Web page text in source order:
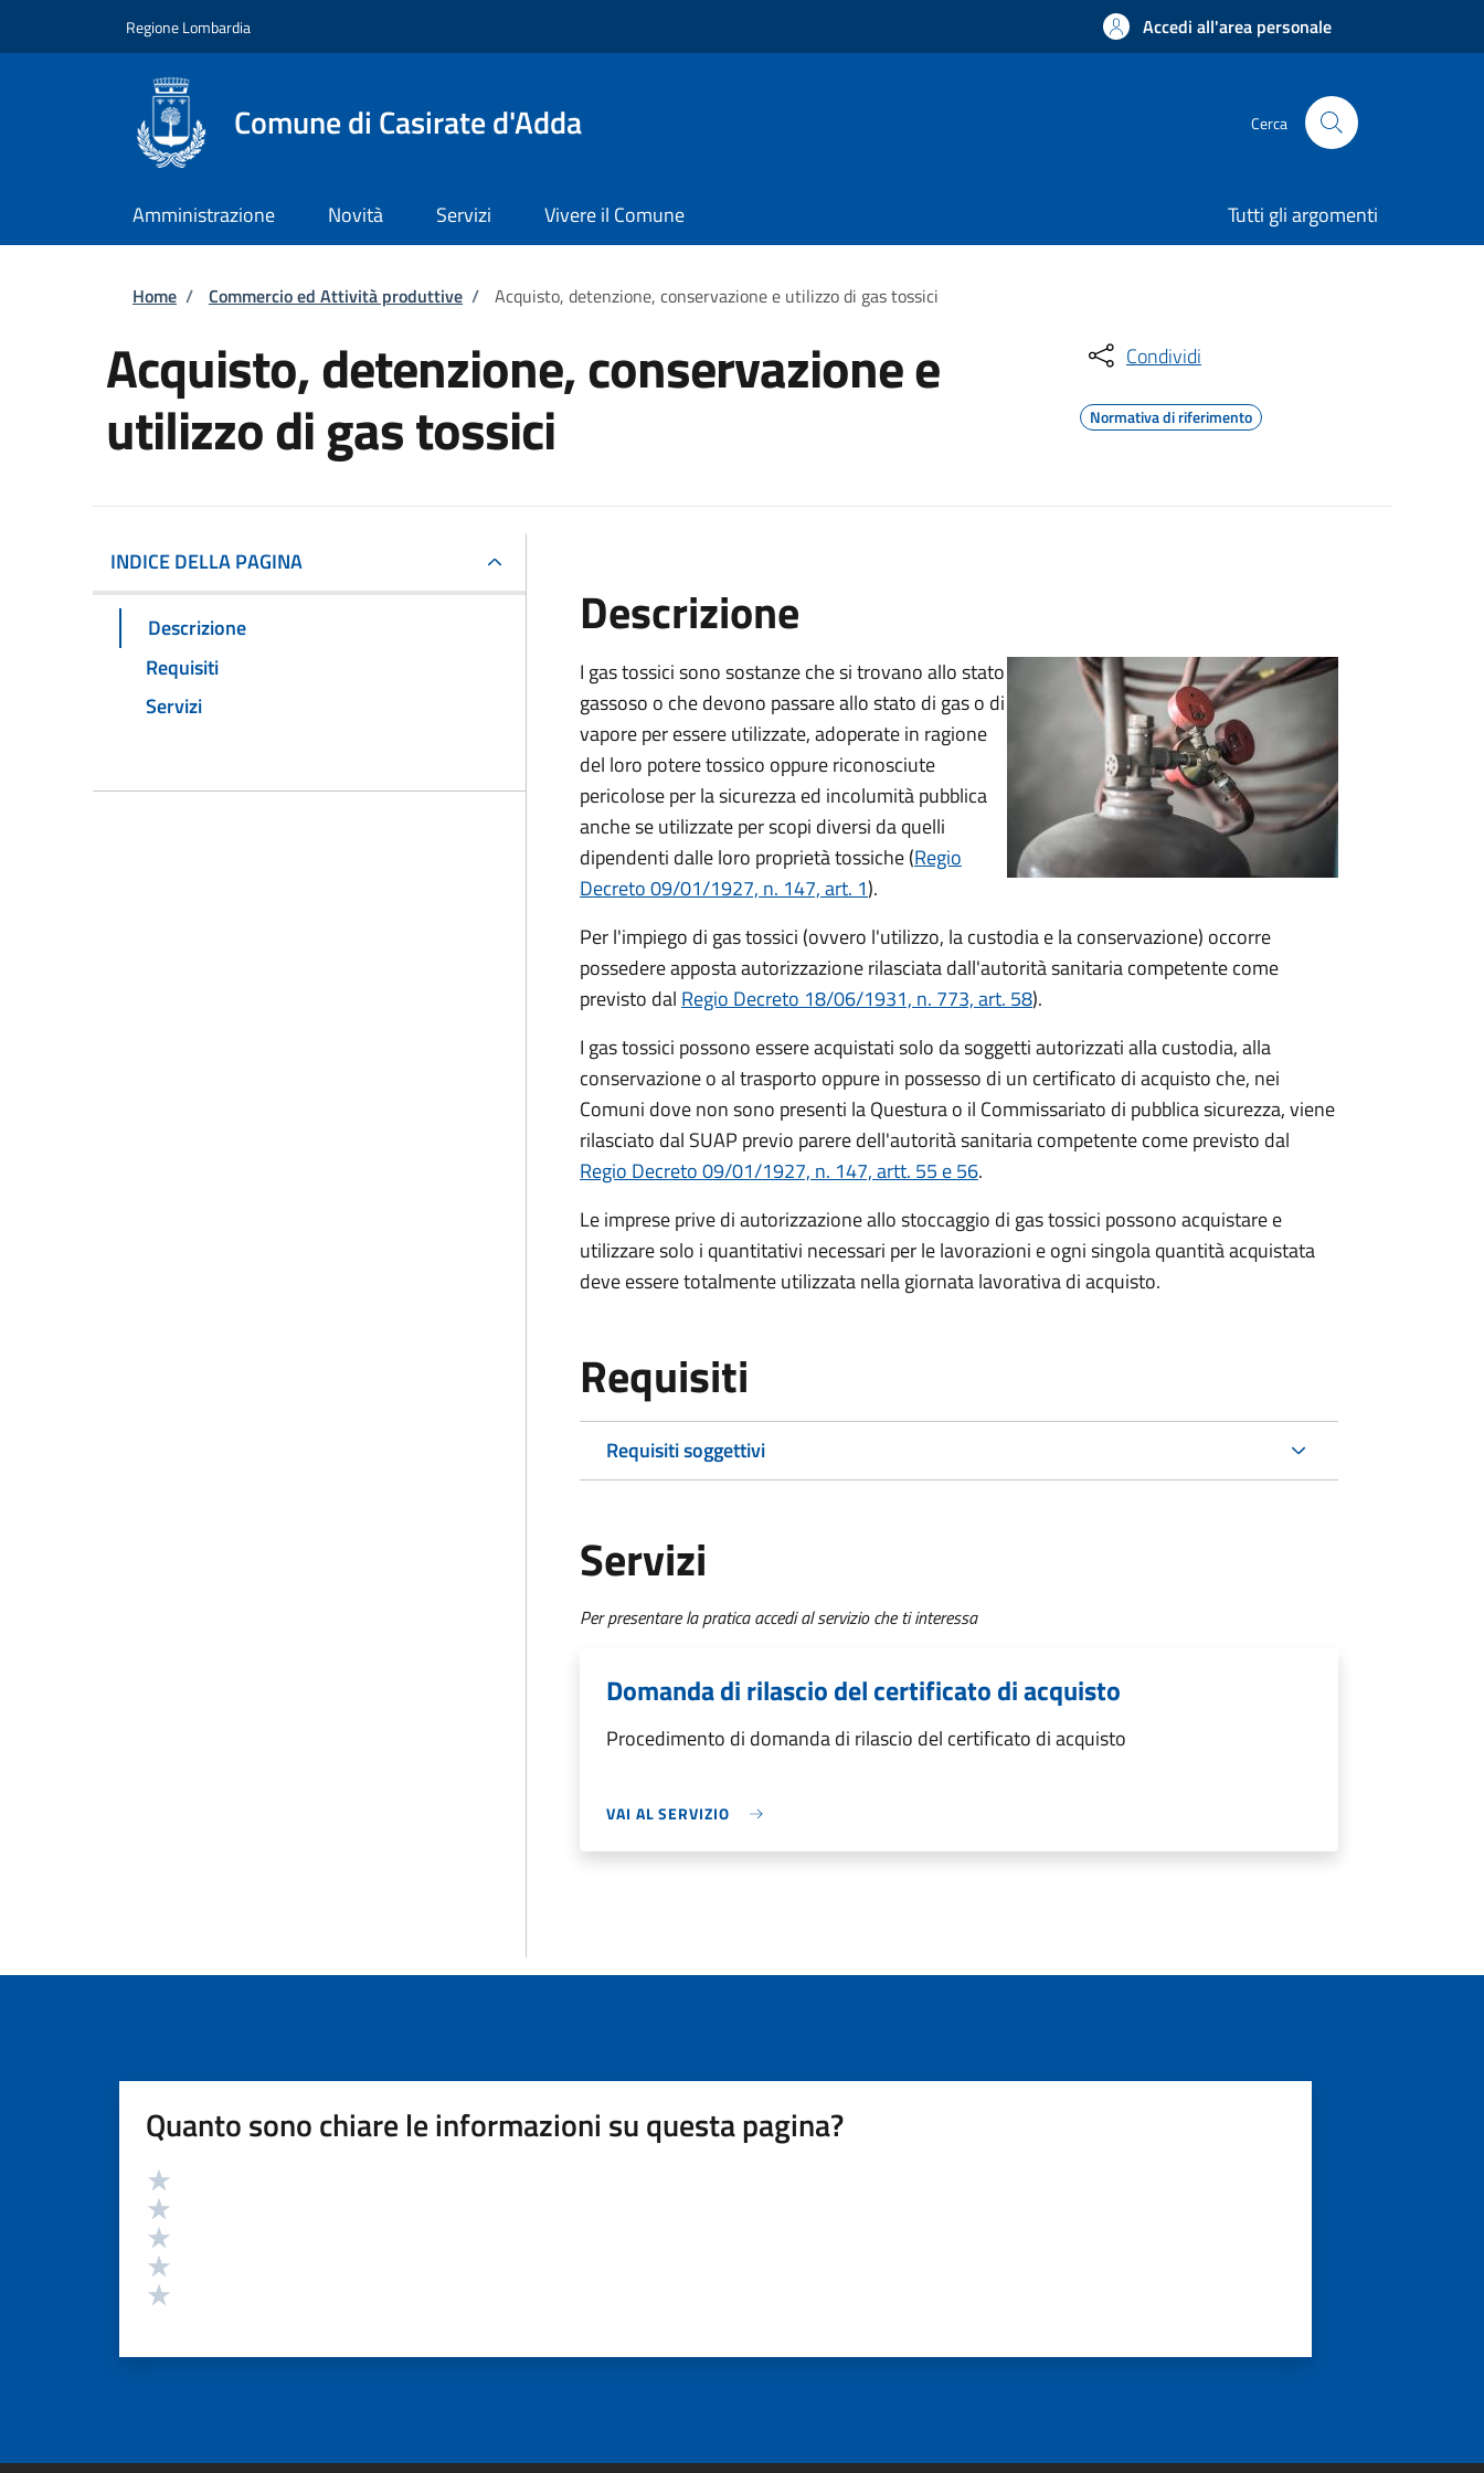
Regione Lombardia Accedi all'area personale
Comune di Casirate d'Adda Cerca
Amministrazione Novità Servizi Vivere il Comune Tutti gli argomenti
Briciole di pane
Home / Commercio ed Attività produttive / Acquisto, detenzione, conservazione e utilizzo di gas tossici
Acquisto, detenzione, conservazione e
utilizzo di gas tossici
Condividi
Normativa di riferimento
INDICE DELLA PAGINA
Descrizione
Requisiti
Servizi
Descrizione
I gas tossici sono sostanze che si trovano allo stato
gassoso o che devono passare allo stato di gas o di
vapore per essere utilizzate, adoperate in ragione
del loro potere tossico oppure riconosciute
pericolose per la sicurezza ed incolumità pubblica
anche se utilizzate per scopi diversi da quelli
dipendenti dalle loro proprietà tossiche (Regio
Decreto 09/01/1927, n. 147, art. 1).
Per l'impiego di gas tossici (ovvero l'utilizzo, la custodia e la conservazione) occorre
possedere apposta autorizzazione rilasciata dall'autorità sanitaria competente come
previsto dal Regio Decreto 18/06/1931, n. 773, art. 58).
I gas tossici possono essere acquistati solo da soggetti autorizzati alla custodia, alla
conservazione o al trasporto oppure in possesso di un certificato di acquisto che, nei
Comuni dove non sono presenti la Questura o il Commissariato di pubblica sicurezza, viene
rilasciato dal SUAP previo parere dell'autorità sanitaria competente come previsto dal
Regio Decreto 09/01/1927, n. 147, artt. 55 e 56.
Le imprese prive di autorizzazione allo stoccaggio di gas tossici possono acquistare e
utilizzare solo i quantitativi necessari per le lavorazioni e ogni singola quantità acquistata
deve essere totalmente utilizzata nella giornata lavorativa di acquisto.
Requisiti
Requisiti soggettivi
Servizi
Per presentare la pratica accedi al servizio che ti interessa
Domanda di rilascio del certificato di acquisto
Procedimento di domanda di rilascio del certificato di acquisto
VAI AL SERVIZIO
Quanto sono chiare le informazioni su questa pagina?
Valutazione